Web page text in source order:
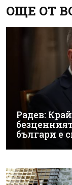
ОЩЕ ОТ
Радев:
българи е